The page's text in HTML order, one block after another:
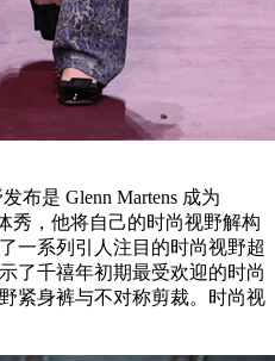
是 Glenn Martens 成为
秀，他将自己的时尚视野解构
一系列引人注目的时尚视野超
了千禧年初期最受欢迎的时尚
紧身裤与不对称剪裁。时尚视